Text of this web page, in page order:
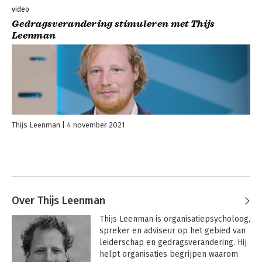
video
Gedragsverandering stimuleren met Thijs
Leenman
Thijs Leenman 4 november 2021
Over Thijs Leenman
Thijs Leenman is organisatiepsycholoog,
spreker en adviseur op het gebied van
leiderschap en gedragsverandering. Hij
helpt organisaties begrijpen waarom